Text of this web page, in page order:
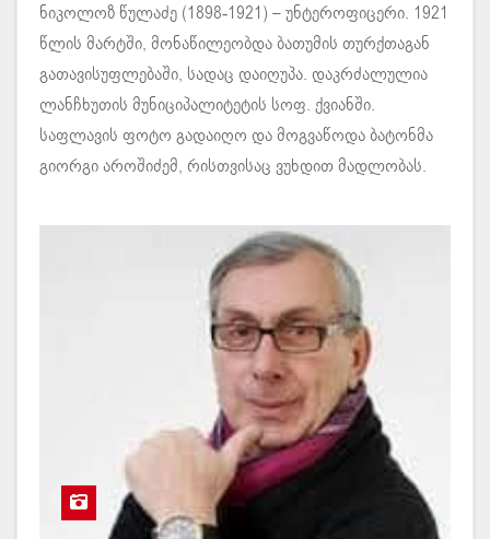
ნიკოლოზ წულაძე (1898-1921) – უნტეროფიცერი. 1921
წლის მარტში, მონაწილეობდა ბათუმის თურქთაგან
გათავისუფლებაში, სადაც დაიღუპა. დაკრძალულია
ლანჩხუთის მუნიციპალიტეტის სოფ. ქვიანში.
საფლავის ფოტო გადაიღო და მოგვაწოდა ბატონმა
გიორგი აროშიძემ, რისთვისაც ვუხდით მადლობას.